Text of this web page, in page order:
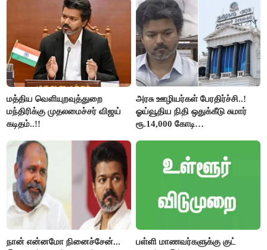
கேள்வி..!
மத்திய வெளியுறவுத்துறை
மந்திரிக்கு முதலமைச்சர் விஜய்
கடிதம்..!!
அரசு ஊழியர்கள் பேரதிர்ச்சி..!
ஓய்வூதிய நிதி ஒதுக்கீடு சுமார்
ரூ.14,000 கோடி
நான் என்னமோ நினைச்சேன்...
பள்ளி மாணவர்களுக்கு குட்